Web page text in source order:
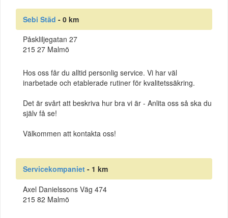
Sebi Städ - 0 km
Påskliljegatan 27
215 27 Malmö
Hos oss får du alltid personlig service. Vi har väl
inarbetade och etablerade rutiner för kvalitetssäkring.
Det är svårt att beskriva hur bra vi är - Anlita oss så ska du
själv få se!
Välkommen att kontakta oss!
Servicekompaniet - 1 km
Axel Danielssons Väg 474
215 82 Malmö